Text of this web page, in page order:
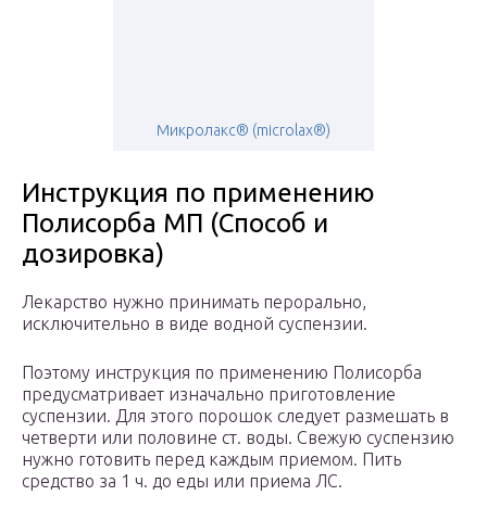
Микролакс® (microlax®)
Инструкция по применению
Полисорба МП (Способ и
дозировка)
Лекарство нужно принимать перорально,
исключительно в виде водной суспензии.
Поэтому инструкция по применению Полисорба
предусматривает изначально приготовление
суспензии. Для этого порошок следует размешать в
четверти или половине ст. воды. Свежую суспензию
нужно готовить перед каждым приемом. Пить
средство за 1 ч. до еды или приема ЛС.